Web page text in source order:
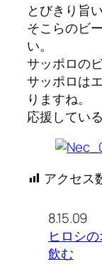
とびきり旨
そこらのビ
い。
サッポロの
サッポロは
りますね。
応援している
アクセス
8.15.09
ヒロシ
飲む